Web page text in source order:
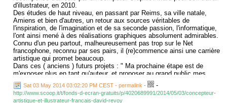
d'illustrateur, en 2010.
Des études de haut niveau, en passant par Reims, sa ville natale,
Amiens et bien d'autres, un retour aux sources véritables de
l'inspiration, de l'imagination et de sa seconde passion, l'informatique,
l'ont ainsi mené à des réalisations graphiques absolument admirables.
Connu d'un peu partout, malheureusement pas trop sur le Net
francophone, reconnu par ses pairs, il (re)commence ainsi une carrière
artistique qui promet beaucoup.
Dans ces ( anciens ) futurs projets : " Ma prochaine étape est de
m'exposer plus en tant qu'auteur, et proposer au grand public mes
histoires et créations avec également un style plus propice à la
narration. "
Chose bien réussie avec ce coup de cœur du jour découvert et
Sat 03 May 2014 03:02:20 PM CEST - permalink - -
http://www.scoop.it/t/fonds-d-ecran-gratuits/p/4020689991/2014/05/03/concepteur-
artistique-et-illustrateur-francais-david-revoy